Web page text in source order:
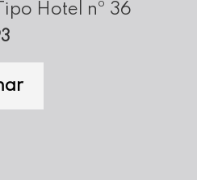
Hotel nº 36